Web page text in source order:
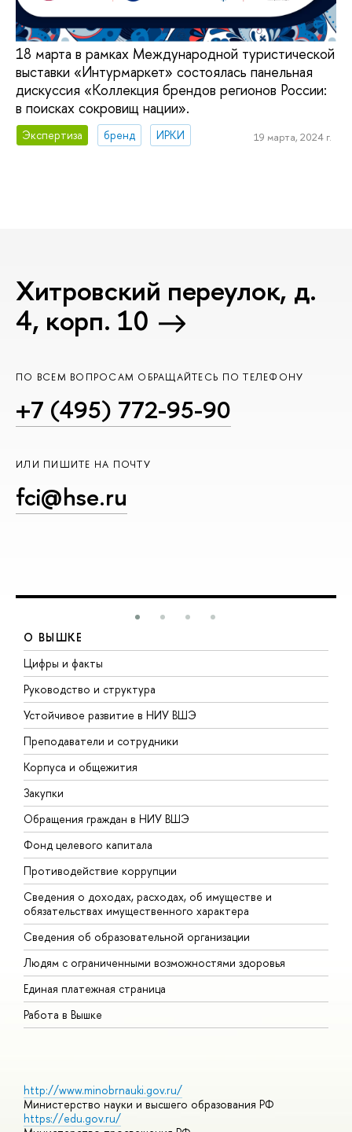
18 марта в рамках Международной туристической
выставки «Интурмаркет» состоялась панельная
дискуссия «Коллекция брендов регионов России:
в поисках сокровищ нации».
Экспертиза бренд ИРКИ 19 марта, 2024 г.
Хитровский переулок, д.
4, корп. 10
ПО ВСЕМ ВОПРОСАМ ОБРАЩАЙТЕСЬ ПО ТЕЛЕФОНУ
+7 (495) 772-95-90
ИЛИ ПИШИТЕ НА ПОЧТУ
fci@hse.ru
О ВЫШКЕ
Цифры и факты
Руководство и структура
Устойчивое развитие в НИУ ВШЭ
Преподаватели и сотрудники
Корпуса и общежития
Закупки
Обращения граждан в НИУ ВШЭ
Фонд целевого капитала
Противодействие коррупции
Сведения о доходах, расходах, об имуществе и
обязательствах имущественного характера
Сведения об образовательной организации
Людям с ограниченными возможностями здоровья
Единая платежная страница
Работа в Вышке
http://www.minobrnauki.gov.ru/
Министерство науки и высшего образования РФ
https://edu.gov.ru/